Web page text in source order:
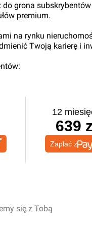
do grona
premium.
na rynku
Twoją karierę i
12
639
Zapłać z
się z Tobą